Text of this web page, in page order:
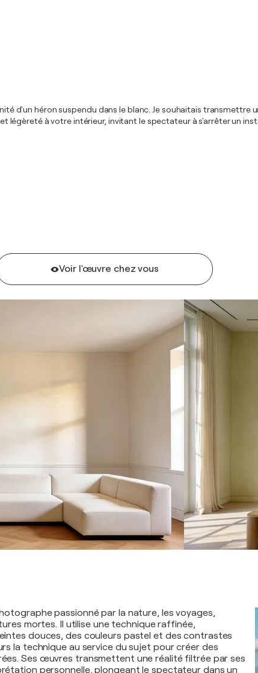
Voir l'œuvre chez vous
d'un héron suspendu dans le blanc. Je souhaitais
légèreté à votre intérieur, invitant le spectateur à s'arrêter un
passionné par la nature, les voyages,
mortes. Il utilise une technique raffinée,
douces, des couleurs pastel et des contrastes
la technique au service du sujet pour créer des
Ses œuvres transmettent une réalité filtrée par ses
personnelle, plongeant le spectateur dans un